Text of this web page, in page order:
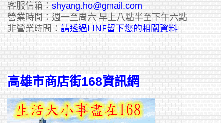
客服信箱： shyang.ho@gmail.com
營業時間：週一至周六 早上八點半至下午六點
非營業時間： 請透過LINE留下您的相關資料
高雄市商店街168資訊網